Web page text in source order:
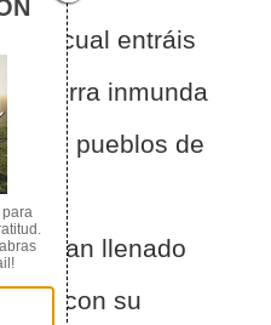
a la cual entráis
tierra inmunda
los pueblos de
la han llenado
y con su